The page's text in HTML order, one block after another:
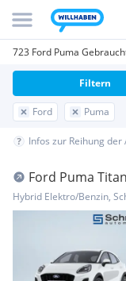
723 Ford Puma
Ford Puma
Filtern
Infos zur Reihung der
Ford Puma
M FWD
Hybrid Elektro/Benzin,